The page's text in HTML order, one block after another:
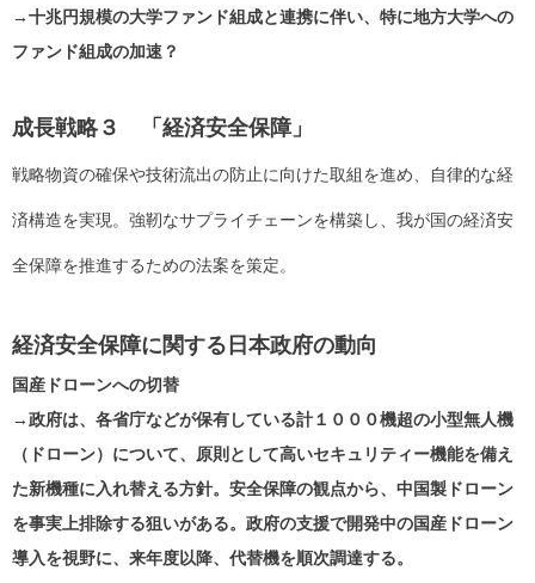
→十兆円規模の大学ファンド組成と連携に伴い、特に地方大学への
ファンド組成の加速？
成長戦略３ 「経済安全保障」
戦略物資の確保や技術流出の防止に向けた取組を進め、自律的な経
済構造を実現。強靭なサプライチェーンを構築し、我が国の経済安
全保障を推進するための法案を策定。
経済安全保障に関する日本政府の動向
国産ドローンへの切替
→政府は、各省庁などが保有している計１０００機超の小型無人機
（ドローン）について、原則として高いセキュリティー機能を備え
た新機種に入れ替える方針。安全保障の観点から、中国製ドローン
を事実上排除する狙いがある。政府の支援で開発中の国産ドローン
導入を視野に、来年度以降、代替機を順次調達する。